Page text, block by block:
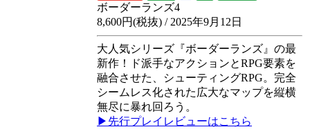
ボーダーランズ4
8,600円(税抜) / 2025年9月12日
大人気シリーズ『ボーダーランズ』の最
新作！ド派手なアクションとRPG要素を
融合させた、シューティングRPG。完全
シームレス化された広大なマップを縦横
無尽に暴れ回ろう。
▶先行プレイレビューはこちら